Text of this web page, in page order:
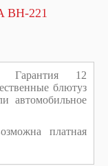
BH-221
Гарантия 12
блютуз
автомобильное
платная